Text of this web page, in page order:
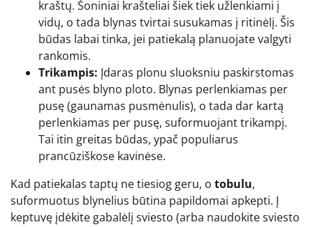
kraštų. Šoniniai krašteliai šiek tiek užlenkiami į
vidų, o tada blynas tvirtai susukamas į ritinėlį. Šis
būdas labai tinka, jei patiekalą planuojate valgyti
rankomis.
Trikampis: Įdaras plonu sluoksniu paskirstomas
ant pusės blyno ploto. Blynas perlenkiamas per
pusę (gaunamas pusmėnulis), o tada dar kartą
perlenkiamas per pusę, suformuojant trikampį.
Tai itin greitas būdas, ypač populiarus
prancūziškose kavinėse.
Kad patiekalas taptų ne tiesiog geru, o tobulu,
suformuotus blynelius būtina papildomai apkepti. Į
keptuvę įdėkite gabalėlį sviesto (arba naudokite sviesto